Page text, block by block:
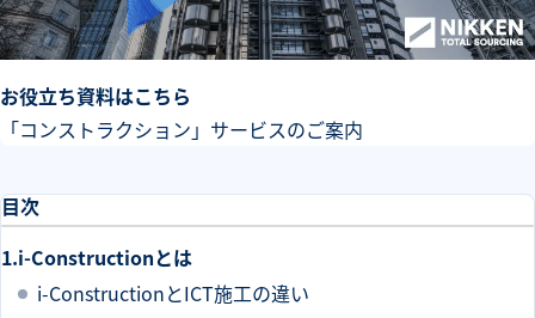
お役立ち資料はこちら
「コンストラクション」サービスのご案内
目次
i-Constructionとは
i-ConstructionとICT施工の違い